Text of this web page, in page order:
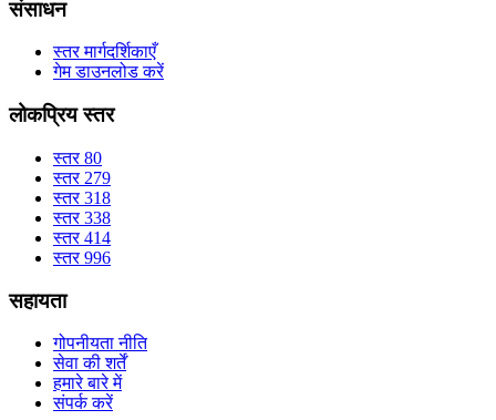
संसाधन
स्तर मार्गदर्शिकाएँ
गेम डाउनलोड करें
लोकप्रिय स्तर
स्तर 80
स्तर 279
स्तर 318
स्तर 338
स्तर 414
स्तर 996
सहायता
गोपनीयता नीति
सेवा की शर्तें
हमारे बारे में
संपर्क करें